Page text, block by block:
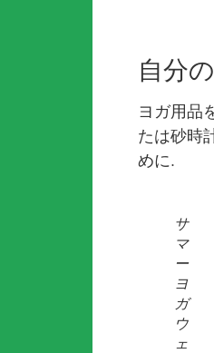
自分
ヨガ用品
たは砂時
めに.
サ
マ
ー
ヨ
ガ
ウ
ェ